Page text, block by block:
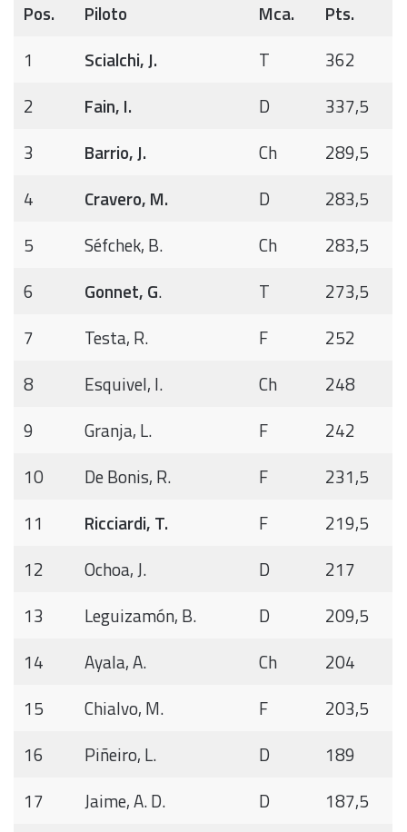
Pos. Piloto Mca.
Pts.
1
Scialchi, J. T
362
2
Fain, I. D
337,5
3
Barrio, J. Ch
289,5
4
Cravero, M. D
283,5
5
Séfchek, B. Ch
283,5
6
Gonnet, G. T
273,5
7
Testa, R. F
252
8
Esquivel, I. Ch
248
9
Granja, L. F
242
10
De Bonis, R. F
231,5
11
Ricciardi, T. F
219,5
12
Ochoa, J. D
217
13
Leguizamón, B. D
209,5
14
Ayala, A. Ch
204
15
Chialvo, M. F
203,5
16
Piñeiro, L. D
189
17
Jaime, A. D. D
187,5